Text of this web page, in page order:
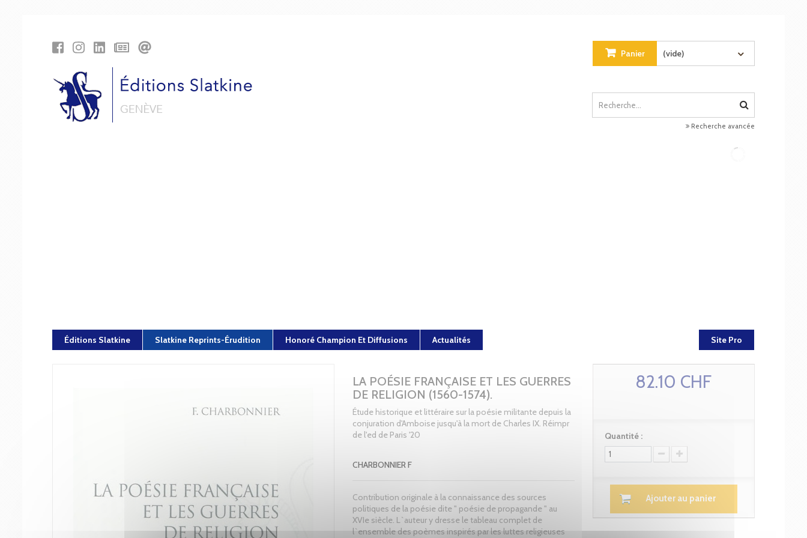
Panier (vide)
Recherche avancée
Éditions Slatkine Slatkine Reprints-Érudition Honoré Champion Et Diffusions Actualités Site Pro
LA POÉSIE FRANÇAISE ET LES GUERRES
DE RELIGION (1560-1574).
Étude historique et littéraire sur la poésie militante depuis la
conjuration d'Amboise jusqu'à la mort de Charles IX. Réimpr
de l'ed de Paris '20
CHARBONNIER F
Contribution originale à la connaissance des sources
politiques de la poésie dite " poésie de propagande " au
XVIe siècle. L`auteur y dresse le tableau complet de
l`ensemble des poèmes inspirés par les luttes religieuses
82.10 CHF
Quantité :
Ajouter au panier